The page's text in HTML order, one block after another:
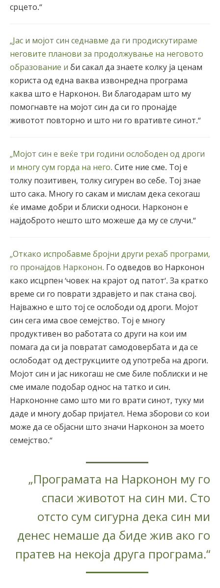
срцето.“
„Јас и мојот син седнавме да ги продискутираме
неговите планови за продолжување на неговото
образование и би сакал да знаете колку ја ценам
користа од една ваква извонредна програма
каква што е Нарконон. Ви благодарам што му
помогнавте на мојот син да си го пронајде
животот повторно и што ни го вративте синот.“
„Мојот син е веќе три години ослободен од дроги
и многу сум горда на него. Сите ние сме. Тој е
толку позитивен, толку сигурен во себе. Тој знае
што сака. Многу го сакам и мислам дека секогаш
ќе имаме добри и блиски односи. Нарконон е
најдоброто нешто што можеше да му се случи.“
„Откако испробавме бројни други рехаб програми,
го пронајдов Нарконон. Го одведов во Нарконон
како исцрпен ‘човек на крајот од патот‘. За кратко
време си го поврати здравјето и пак стана свој.
Најважно е што тој се ослободи од дроги. Мојот
син сега има свое семејство. Тој е многу
продуктивен во работата со други на кои им
помага да си ја повратат самодовербата и да се
ослободат од деструкциите од употреба на дроги.
Мојот син и јас никогаш не сме биле поблиски и не
сме имале подобар однос на татко и син.
Наркононне само што ми го врати синот, туку ми
даде и многу добар пријател. Нема зборови со кои
може да се објасни што значи Нарконон за моето
семејство.“
„Програмата на Нарконон му го
спаси животот на син ми. Сто
отсто сум сигурна дека син ми
денес немаше да биде жив ако го
пратев на некоја друга програма.“